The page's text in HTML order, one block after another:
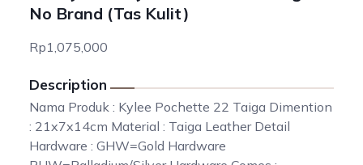
No Brand (Tas Kulit)
Rp1,075,000
Description
Nama Produk : Kylee Pochette 22 Taiga Dimention
: 21x7x14cm Material : Taiga Leather Detail
Hardware : GHW=Gold Hardware